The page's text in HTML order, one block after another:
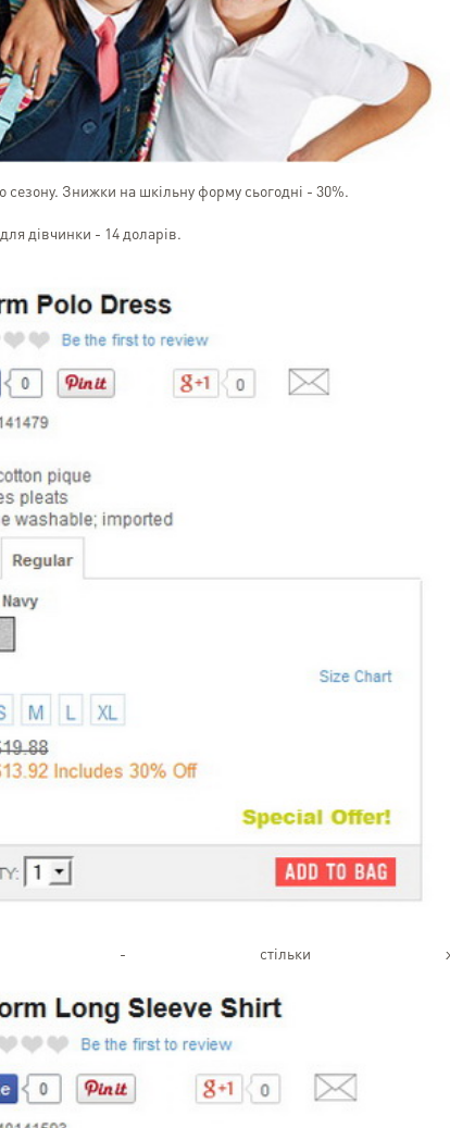
Знижки на шкільну форму сьогодні - 30%.
дівчинки - 14 доларів.
стільки